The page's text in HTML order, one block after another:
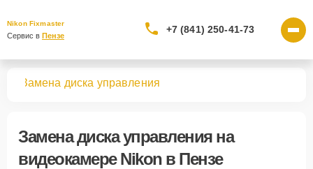
Nikon Fixmaster
Сервис в Пензе
+7 (841) 250-41-73
Замена диска управления
Замена диска управленияна
видеокамере Nikon в Пензе